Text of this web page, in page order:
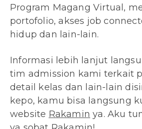
Program Magang Virtual,
portofolio, akses job
hidup dan lain-lain.
Informasi lebih lanjut
tim admission kami terkait
detail kelas dan lain-lain
kepo, kamu bisa langsung
website Rakamin ya. Aku